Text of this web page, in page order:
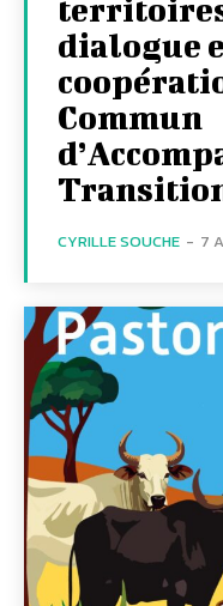
dialogue
Commun
CYRILLE SOUCHE - 7